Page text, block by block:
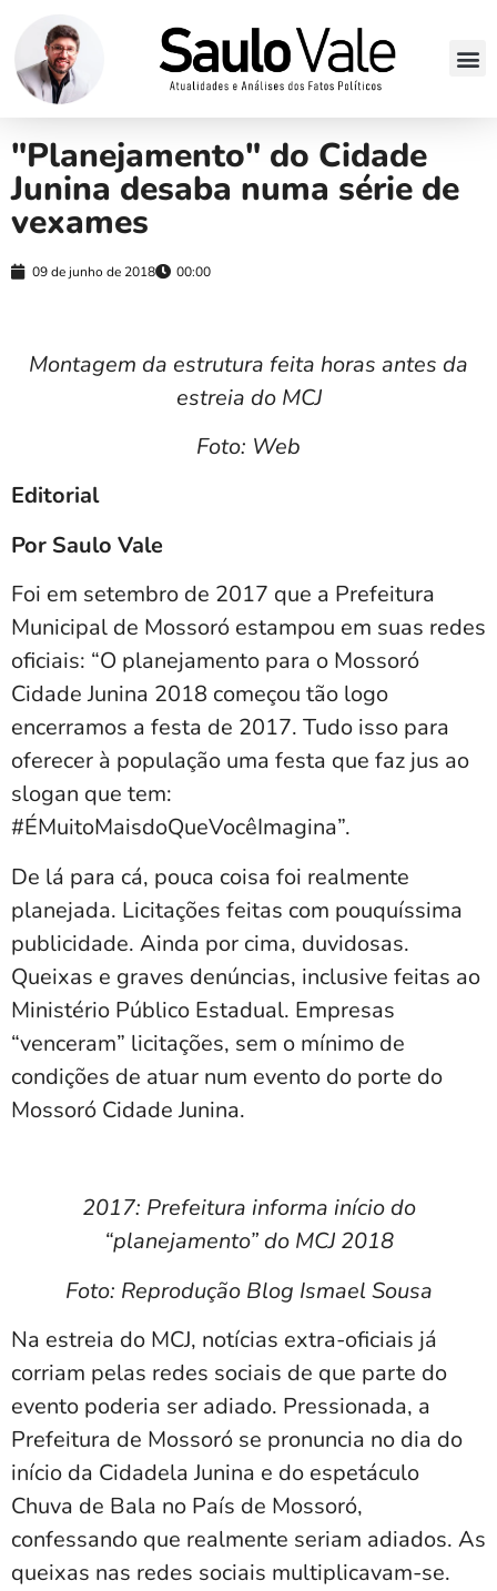
"Planejamento" do Cidade
Junina desaba numa série de
vexames
09 de junho de 2018 00:00
Montagem da estrutura feita horas antes da
estreia do MCJ
Foto: Web
Editorial
Por Saulo Vale
Foi em setembro de 2017 que a Prefeitura
Municipal de Mossoró estampou em suas redes
oficiais: “O planejamento para o Mossoró
Cidade Junina 2018 começou tão logo
encerramos a festa de 2017. Tudo isso para
oferecer à população uma festa que faz jus ao
slogan que tem:
#ÉMuitoMaisdoQueVocêImagina”.
De lá para cá, pouca coisa foi realmente
planejada. Licitações feitas com pouquíssima
publicidade. Ainda por cima, duvidosas.
Queixas e graves denúncias, inclusive feitas ao
Ministério Público Estadual. Empresas
“venceram” licitações, sem o mínimo de
condições de atuar num evento do porte do
Mossoró Cidade Junina.
2017: Prefeitura informa início do
“planejamento” do MCJ 2018
Foto: Reprodução Blog Ismael Sousa
Na estreia do MCJ, notícias extra-oficiais já
corriam pelas redes sociais de que parte do
evento poderia ser adiado. Pressionada, a
Prefeitura de Mossoró se pronuncia no dia do
início da Cidadela Junina e do espetáculo
Chuva de Bala no País de Mossoró,
confessando que realmente seriam adiados. As
queixas nas redes sociais multiplicavam-se.